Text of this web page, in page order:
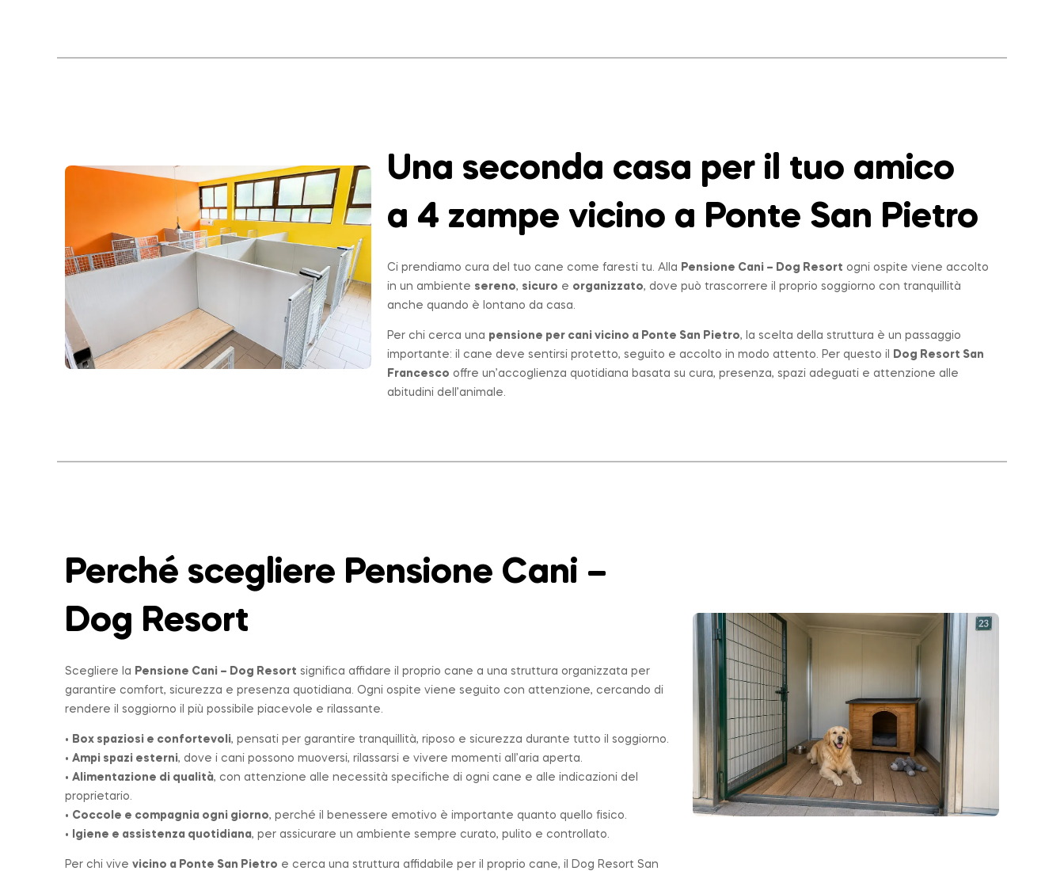
Una seconda casa per il tuo amico
a 4 zampe vicino a Ponte San Pietro
Ci prendiamo cura del tuo cane come faresti tu. Alla Pensione Cani – Dog Resort ogni ospite viene accolto
in un ambiente sereno, sicuro e organizzato, dove può trascorrere il proprio soggiorno con tranquillità
anche quando è lontano da casa.
Per chi cerca una pensione per cani vicino a Ponte San Pietro, la scelta della struttura è un passaggio
importante: il cane deve sentirsi protetto, seguito e accolto in modo attento. Per questo il
Dog Resort San
Francesco offre un’accoglienza quotidiana basata su cura, presenza, spazi adeguati e attenzione alle
abitudini dell’animale.
Perché scegliere Pensione Cani –
Dog Resort
Scegliere la Pensione Cani – Dog Resort significa affidare il proprio cane a una struttura organizzata per
garantire comfort, sicurezza e presenza quotidiana. Ogni ospite viene seguito con attenzione, cercando di
rendere il soggiorno il più possibile piacevole e rilassante.
• Box spaziosi e confortevoli, pensati per garantire tranquillità, riposo e sicurezza durante tutto il soggiorno.
• Ampi spazi esterni, dove i cani possono muoversi, rilassarsi e vivere momenti all’aria aperta.
• Alimentazione di qualità, con attenzione alle necessità specifiche di ogni cane e alle indicazioni del
proprietario.
• Coccole e compagnia ogni giorno, perché il benessere emotivo è importante quanto quello fisico.
•
Igiene e assistenza quotidiana, per assicurare un ambiente sempre curato, pulito e controllato.
Per chi vive vicino a Ponte San Pietro e cerca una struttura affidabile per il proprio cane, il Dog Resort San